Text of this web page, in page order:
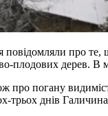
повідомляли про
плодових дерев. В
про погану
трьох днів